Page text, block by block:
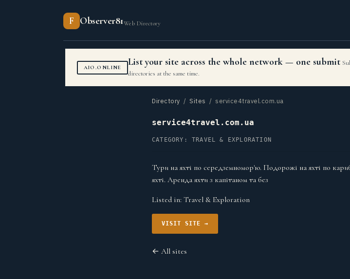
F Observer81Web Directory
AIO.ONLINE List your site across the whole network — one submit
directories at the same time.
Directory / Sites / service4travel.com.ua
service4travel.com.ua
CATEGORY: TRAVEL & EXPLORATION
Тури на яхті по середземномор'ю. Подорожі на яхті по
яхті. Аренда яхти з капітаном та без
Listed in: Travel & Exploration
VISIT SITE →
← All sites